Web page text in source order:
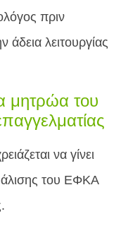
πριν
άδεια λειτουργίας
μητρώα του
να γίνει
του ΕΦΚΑ